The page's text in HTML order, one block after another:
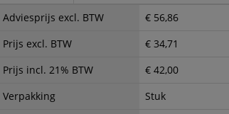
Adviesprijs excl. BTW
€ 56,86
Prijs excl. BTW
€ 34,71
Prijs incl. 21% BTW
€ 42,00
Verpakking
Stuk